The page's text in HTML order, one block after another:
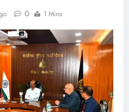
0 1 Mins